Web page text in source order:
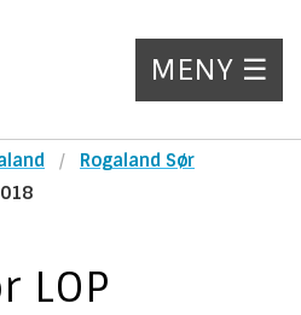
MENY ☰
Rogaland Sør
LOP